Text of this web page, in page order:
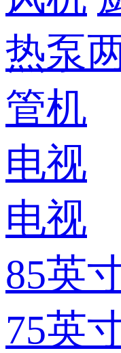
热泵
管机
电视
电视
85英
75英